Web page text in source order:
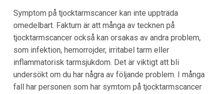
Symptom på tjocktarmscancer kan inte uppträda
omedelbart. Faktum är att många av tecknen på
tjocktarmscancer också kan orsakas av andra problem,
som infektion, hemorrojder, irritabel tarm eller
inflammatorisk tarmsjukdom. Det är viktigt att bli
undersökt om du har några av följande problem. I många
fall har personen som har symtom på tjocktarmscancer